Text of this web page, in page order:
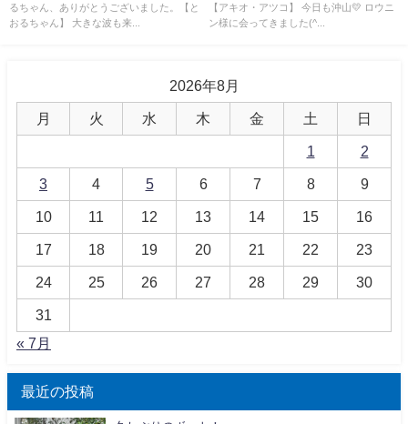
るちゃん、ありがとうございました。【と
おるちゃん】 大きな波も来...
【アキオ・アツコ】 今日も沖山💛 ロウニ
ン様に会ってきました(^...
2026年8月
月 火 水 木 金 土 日
1 2
3 4 5 6 7 8 9
10 11 12 13 14 15 16
17 18 19 20 21 22 23
24 25 26 27 28 29 30
31
« 7月
最近の投稿